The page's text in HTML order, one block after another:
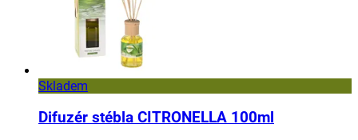
Skladem
Difuzér stébla CITRONELLA 100ml